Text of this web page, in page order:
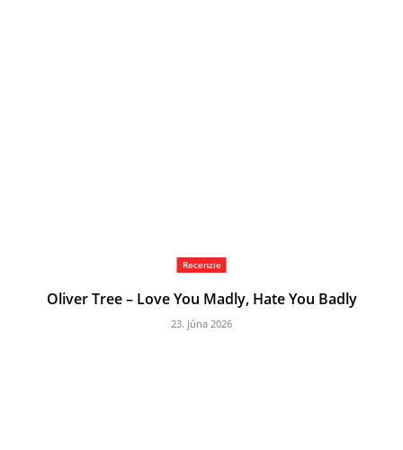
Recenzie
Oliver Tree – Love You Madly, Hate You Badly
23. júna 2026